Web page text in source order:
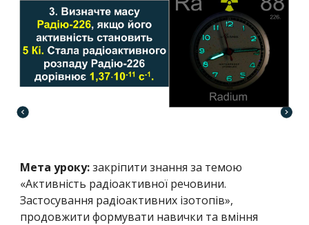
Мета уроку:закріпити знання за темою
«Активність радіоактивної речовини.
Застосування радіоактивних ізотопів»,
продовжити формувати навички та вміння